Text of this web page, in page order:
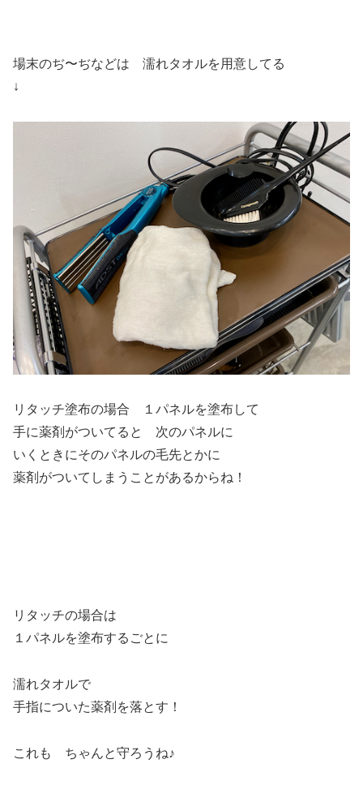
場末のぢ〜ぢなどは 濡れタオルを用意してる
↓
リタッチ塗布の場合 １パネルを塗布して
手に薬剤がついてると 次のパネルに
いくときにそのパネルの毛先とかに
薬剤がついてしまうことがあるからね！
リタッチの場合は
１パネルを塗布するごとに
濡れタオルで
手指についた薬剤を落とす！
これも ちゃんと守ろうね♪